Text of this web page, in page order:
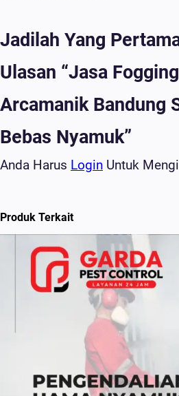
Jadilah Yang
Ulasan “Jasa
Arcamanik Bandung
Bebas Nyamuk”
Anda Harus Login Untuk
Produk Terkait